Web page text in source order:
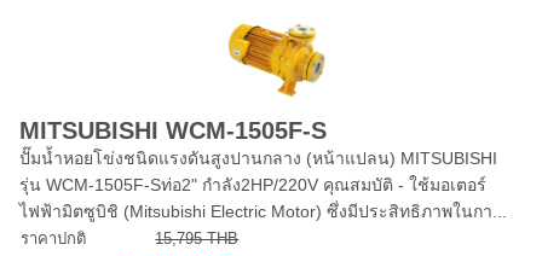
MITSUBISHI WCM-1505F-S
ปั๊มน้ำหอยโข่งชนิดแรงดันสูงปานกลาง (หน้าแปลน) MITSUBISHI
รุ่น WCM-1505F-Sท่อ2" กำลัง2HP/220V คุณสมบัติ - ใช้มอเตอร์
ไฟฟ้ามิตซูบิชิ (Mitsubishi Electric Motor) ซึ่งมีประสิทธิภาพในกา...
ราคาปกติ 15,795 THB